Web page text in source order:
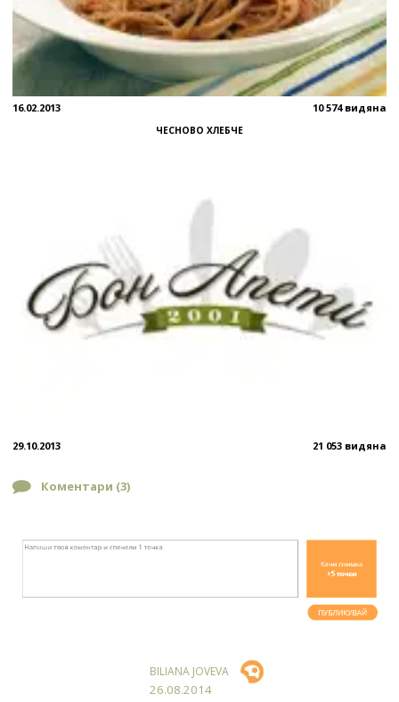
16.02.2013 10 574 видяна
ЧЕСНОВО ХЛЕБЧЕ
29.10.2013 21 053 видяна
Коментари (3)
BILIANA JOVEVA
26.08.2014